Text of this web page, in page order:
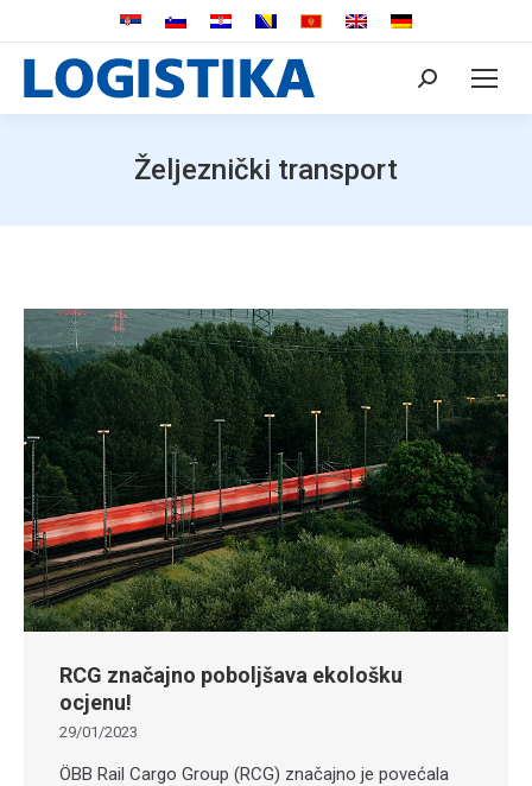
Search:
Željeznički transport
RCG značajno poboljšava ekološku
ocjenu!
29/01/2023
ÖBB Rail Cargo Group (RCG) značajno je povećala